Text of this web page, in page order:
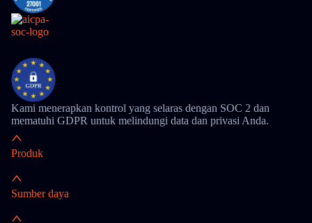
Kami menerapkan kontrol yang selaras dengan SOC 2 dan
mematuhi GDPR untuk melindungi data dan privasi Anda.
Produk
Sumber daya